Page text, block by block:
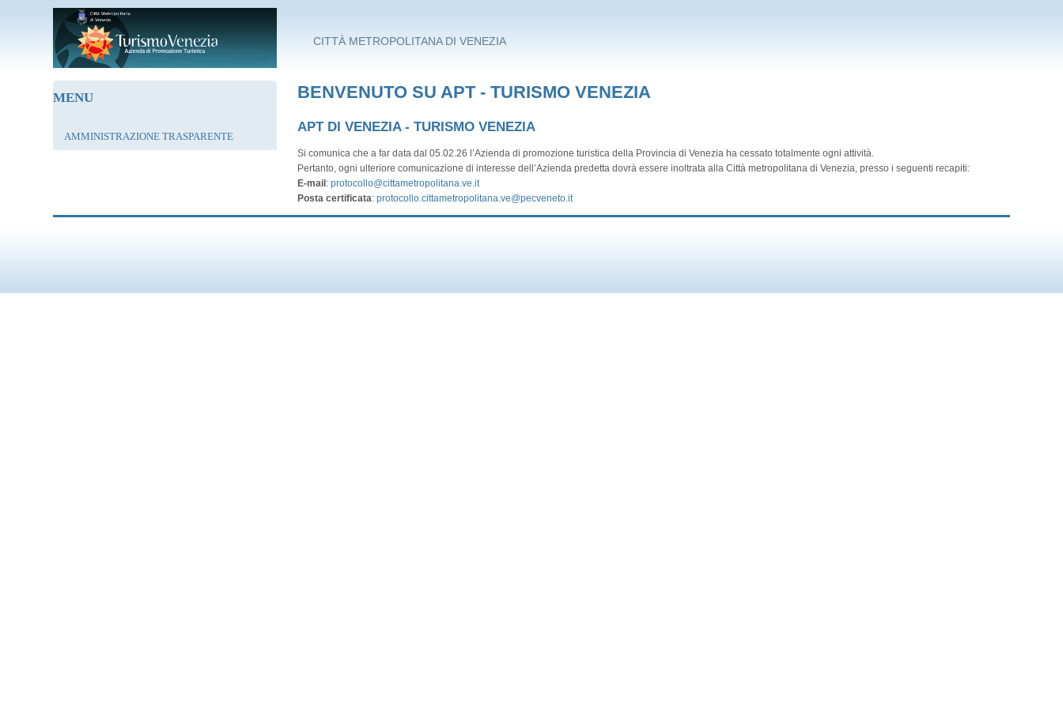
Salta al contenuto principale
CITTÀ METROPOLITANA DI VENEZIA
MENU
AMMINISTRAZIONE TRASPARENTE
BENVENUTO SU APT - TURISMO VENEZIA
APT DI VENEZIA - TURISMO VENEZIA
Si comunica che a far data dal 05.02.26 l’Azienda di promozione turistica della Provincia di Venezia ha cessato totalmente ogni attività.
Pertanto, ogni ulteriore comunicazione di interesse dell’Azienda predetta dovrà essere inoltrata alla Città metropolitana di Venezia, presso i seguenti recapiti:
E-mail:protocollo@cittametropolitana.ve.it
Posta certificata:protocollo.cittametropolitana.ve@pecveneto.it